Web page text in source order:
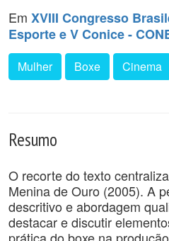
Em XVIII Congresso
Esporte e V Conice -
Mulher Boxe Cinema
Resumo
O recorte do texto
Menina de Ouro (2005). A
descritivo e abordagem
destacar e discutir